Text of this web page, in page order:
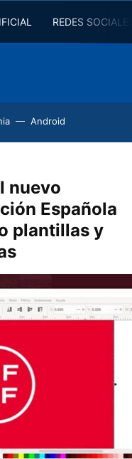
REDES
Android
nuevo
Española
plantillas y